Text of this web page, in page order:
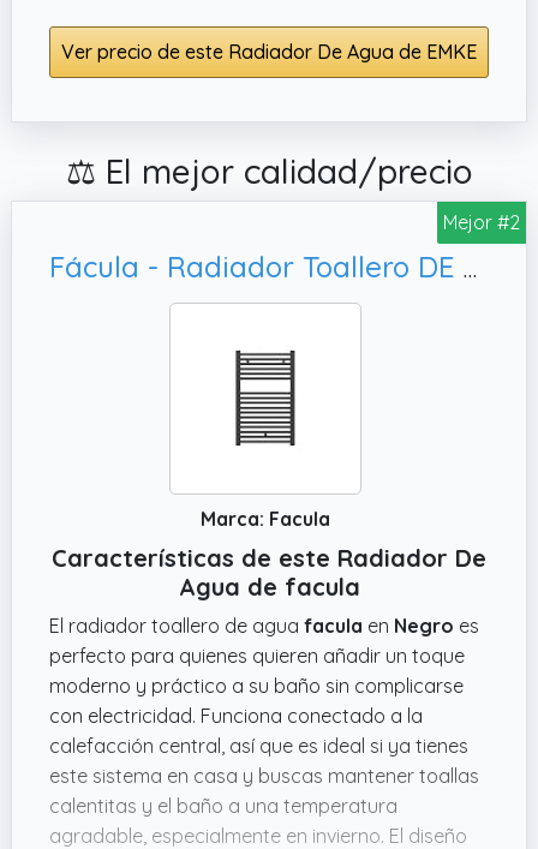
Ver precio de este Radiador De Agua de EMKE
⚖️ El mejor calidad/precio
Mejor #2
Fácula - Radiador Toallero DE AGUA Ocean Negro 803x500mm | (NO Eléctrico) | 3 soportes+purgador | Conexiones 3x1/2"
Marca: Facula
Características de este Radiador De
Agua de facula
El radiador toallero de agua facula en Negro es
perfecto para quienes quieren añadir un toque
moderno y práctico a su baño sin complicarse
con electricidad. Funciona conectado a la
calefacción central, así que es ideal si ya tienes
este sistema en casa y buscas mantener toallas
calentitas y el baño a una temperatura
agradable, especialmente en invierno. El diseño